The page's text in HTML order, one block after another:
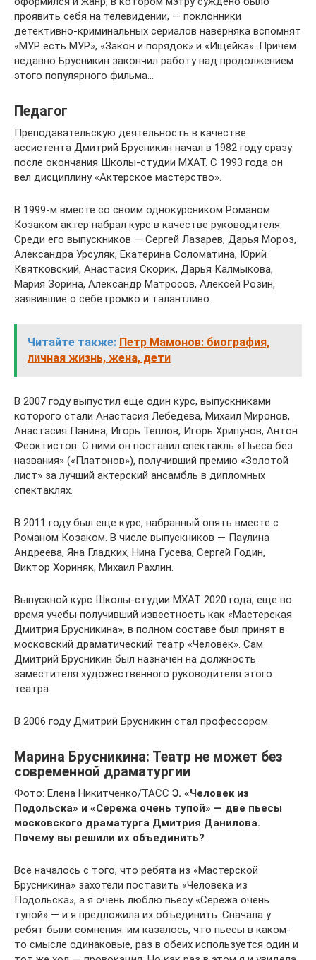
проявить себя на телевидении, — поклонники
детективно-криминальных сериалов наверняка вспомнят
«МУР есть МУР», «Закон и порядок» и «Ищейка». Причем
недавно Брусникин закончил работу над продолжением
этого популярного фильма…
Педагог
Преподавательскую деятельность в качестве
ассистента Дмитрий Брусникин начал в 1982 году сразу
после окончания Школы-студии МХАТ. С 1993 года он
вел дисциплину «Актерское мастерство».
В 1999-м вместе со своим однокурсником Романом
Козаком актер набрал курс в качестве руководителя.
Среди его выпускников — Сергей Лазарев, Дарья Мороз,
Александра Урсуляк, Екатерина Соломатина, Юрий
Квятковский, Анастасия Скорик, Дарья Калмыкова,
Мария Зорина, Александр Матросов, Алексей Розин,
заявившие о себе громко и талантливо.
Читайте также: Петр Мамонов: биография,
личная жизнь, жена, дети
В 2007 году выпустил еще один курс, выпускниками
которого стали Анастасия Лебедева, Михаил Миронов,
Анастасия Панина, Игорь Теплов, Игорь Хрипунов, Антон
Феоктистов. С ними он поставил спектакль «Пьеса без
названия» («Платонов»), получивший премию «Золотой
лист» за лучший актерский ансамбль в дипломных
спектаклях.
В 2011 году был еще курс, набранный опять вместе с
Романом Козаком. В числе выпускников — Паулина
Андреева, Яна Гладких, Нина Гусева, Сергей Годин,
Виктор Хориняк, Михаил Рахлин.
Выпускной курс Школы-студии МХАТ 2020 года, еще во
время учебы получивший известность как «Мастерская
Дмитрия Брусникина», в полном составе был принят в
московский драматический театр «Человек». Сам
Дмитрий Брусникин был назначен на должность
заместителя художественного руководителя этого
театра.
В 2006 году Дмитрий Брусникин стал профессором.
Марина Брусникина: Театр не может без
современной драматургии
Фото: Елена Никитченко/ТАСС Ɔ. «Человек из
Подольска» и «Сережа очень тупой» — две пьесы
московского драматурга Дмитрия Данилова.
Почему вы решили их объединить?
Все началось с того, что ребята из «Мастерской
Брусникина» захотели поставить «Человека из
Подольска», а я очень люблю пьесу «Сережа очень
тупой» — и я предложила их объединить. Сначала у
ребят были сомнения: им казалось, что пьесы в каком-
то смысле одинаковые, раз в обеих используется один и